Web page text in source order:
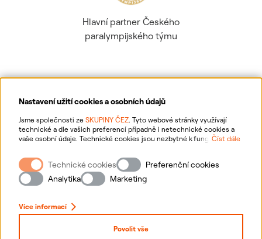
Nastavení užití cookies a osobních údajů
Jsme společnosti ze SKUPINY ČEZ. Tyto webové stránky využívají
technické a dle vašich preferencí případně i netechnické cookies a
vaše osobní údaje. Technické cookies jsou nezbytné k fungování
webové stránky vašim preferencím, k personalizaci reklam a analytice.
Pro sběr a zpracování netechnických cookies a vašich osobních údajů
nám můžete udělit souhlas. Bližší informace o vašich právech,
zpracování osobních údajů, včetně možnosti odvolání udělených
Číst dále
Technické cookies
Preferenční cookies
Analytika
Marketing
Více informací
Povolit vše
Hlavní partner Českého
paralympijského týmu
Ochrana osobních údajů
Informace o webu
Nastavení cookies
Přihlásit se